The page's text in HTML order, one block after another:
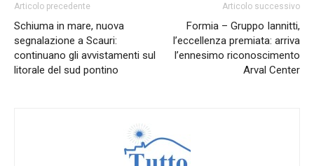
Articolo precedente
Schiuma in mare, nuova
segnalazione a Scauri:
continuano gli avvistamenti sul
litorale del sud pontino
Articolo successivo
Formia – Gruppo Iannitti,
l’eccellenza premiata: arriva
l’ennesimo riconoscimento
Arval Center